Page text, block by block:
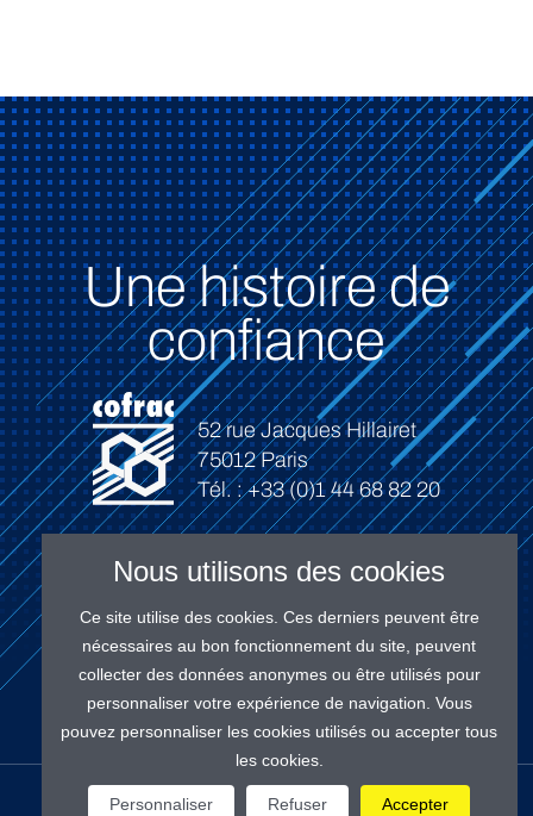
Une histoire de
confiance
52 rue Jacques Hillairet
75012 Paris
Tél. : +33 (0)1 44 68 82 20
Connexion
NOS RÉSEAUX
Nous utilisons des cookies
Ce site utilise des cookies. Ces derniers peuvent être
nécessaires au bon fonctionnement du site, peuvent
collecter des données anonymes ou être utilisés pour
personnaliser votre expérience de navigation. Vous
pouvez personnaliser les cookies utilisés ou accepter tous
les cookies.
Personnaliser Refuser Accepter